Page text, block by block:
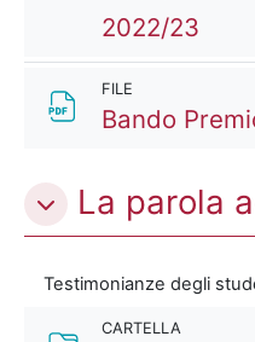
2022/23
FILE
Bando
La parola
Testimonianze degli
CARTELLA